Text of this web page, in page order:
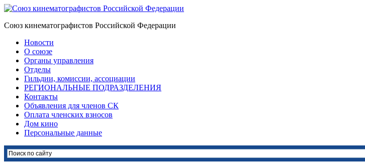
Союз кинематографистов Российской Федерации
Новости
О союзе
Органы управления
Отделы
Гильдии, комиссии, ассоциации
РЕГИОНАЛЬНЫЕ ПОДРАЗДЕЛЕНИЯ
Контакты
Объявления для членов СК
Оплата членских взносов
Дом кино
Персональные данные